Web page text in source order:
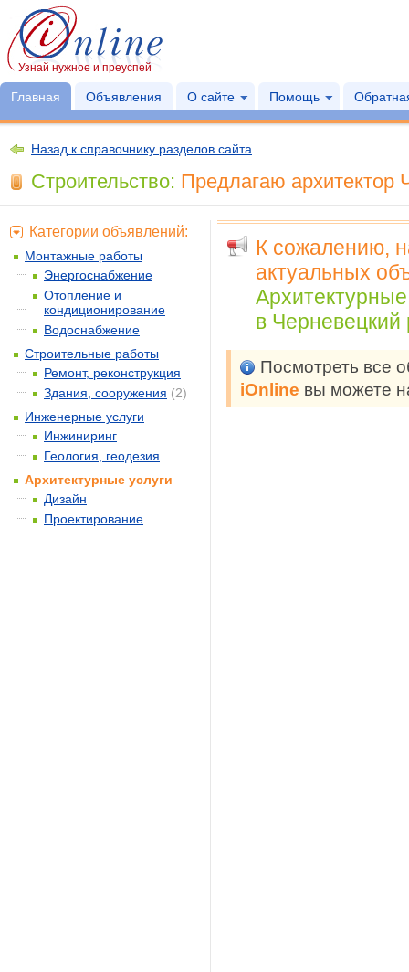
Узнай нужное и преуспей
Главная Объявления О сайте Помощь
Назад к справочнику разделов сайта
Строительство: Предлагаю архитектор
К сожалению,
актуальных
Архитектурные
в Черневецкий
Посмотреть все
iOnline вы можете
Категории объявлений:
Монтажные работы
Энергоснабжение
Отопление и
кондиционирование
Водоснабжение
Строительные работы
Ремонт, реконструкция
Здания, сооружения (2)
Инженерные услуги
Инжиниринг
Геология, геодезия
Архитектурные услуги
Дизайн
Проектирование